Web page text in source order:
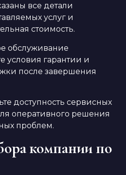
все детали
услуг и
стоимость.
обслуживание
условия гарантии и
после завершения
доступность сервисных
оперативного решения
проблем.
компании по